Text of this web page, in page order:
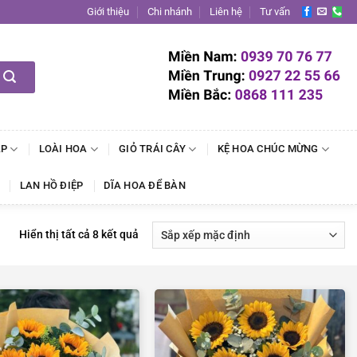
Giới thiệu Chi nhánh Liên hệ Tư vấn
LOÀI HOA GIỎ TRÁI CÂY KỆ HOA CHÚC MỪNG
LAN HỒ ĐIỆP DĨA HOA ĐỂ BÀN
Hiển thị tất cả 8 kết quả